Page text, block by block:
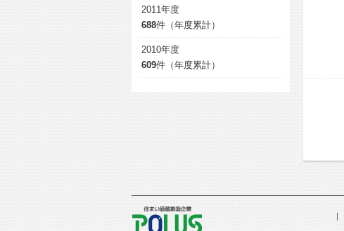
2011年度
688件（年度累計）
2010年度
609件（年度累計）